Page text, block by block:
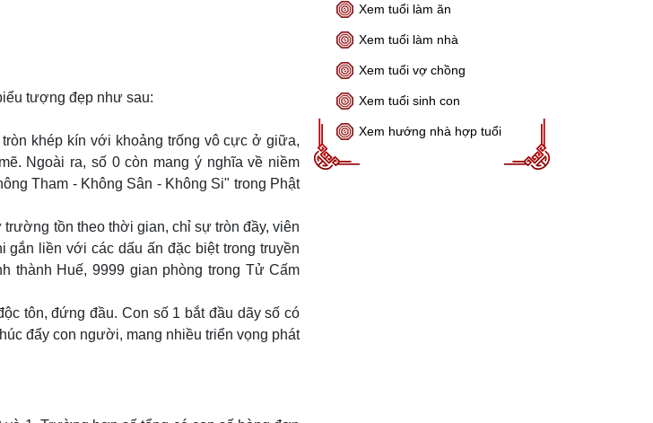
tượng đẹp như sau:
khép kín với khoảng trống vô cực ở giữa,
Ngoài ra, số 0 còn mang ý nghĩa về niềm
Tham - Không Sân - Không Si" trong Phật
tồn theo thời gian, chỉ sự tròn đầy, viên
liền với các dấu ấn đặc biệt trong truyền
thành Huế, 9999 gian phòng trong Tử Cấm
tôn, đứng đầu. Con số 1 bắt đầu dãy số có
đẩy con người, mang nhiều triển vọng phát
Xem tuổi làm ăn
Xem tuổi làm nhà
Xem tuổi vợ chồng
Xem tuổi sinh con
Xem hướng nhà hợp tuổi